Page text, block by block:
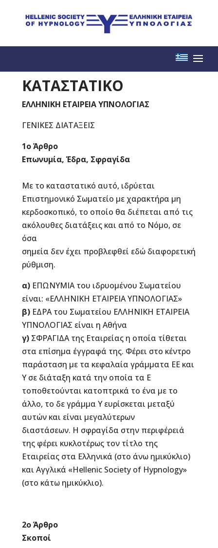
ΚΑΤΑΣΤΑΤΙΚΟ
ΕΛΛΗΝΙΚΗ ΕΤΑΙΡΕΙΑ ΥΠΝΟΛΟΓΙΑΣ
ΓΕΝΙΚΕΣ ΔΙΑΤΑΞΕΙΣ
1ο Άρθρο
Επωνυμία, Έδρα, Σφραγίδα
Με το καταστατικό αυτό, ιδρύεται
Επιστημονικό Σωματείο με χαρακτήρα μη
κερδοσκοπικό, το οποίο θα διέπεται από τις
ακόλουθες διατάξεις και από το Νόμο, σε
όσα
σημεία δεν έχει προβλεφθεί εδώ διαφορετική
ρύθμιση.
α)ΕΠΩΝΥΜΙΑ του ιδρυομένου Σωματείου
είναι: «ΕΛΛΗΝΙΚΗ ΕΤΑΙΡΕΙΑ ΥΠΝΟΛΟΓΙΑΣ»
β)ΕΔΡΑ του Σωματείου ΕΛΛΗΝΙΚΗ ΕΤΑΙΡΕΙΑ
ΥΠΝΟΛΟΓΙΑΣ είναι η Αθήνα
γ)ΣΦΡΑΓΙΔΑ της Εταιρείας η οποία τίθεται
στα επίσημα έγγραφά της. Φέρει στο κέντρο
παράσταση με τα κεφαλαία γράμματα ΕΕ και
Υ σε διάταξη κατά την οποία τα Ε
τοποθετούνται κατοπτρικά το ένα με το
άλλο, το δε γράμμα Υ ευρίσκεται μεταξύ
αυτών και είναι μεγαλύτερων
διαστάσεων. Η σφραγίδα στην περιφέρειά
της φέρει κυκλοτέρως τον τίτλο της
Εταιρείας στα Ελληνικά (στο άνω ημικύκλιο)
και Αγγλικά «Hellenic Society of Hypnology»
(στο κάτω ημικύκλιο).
2ο Άρθρο
Σκοποί